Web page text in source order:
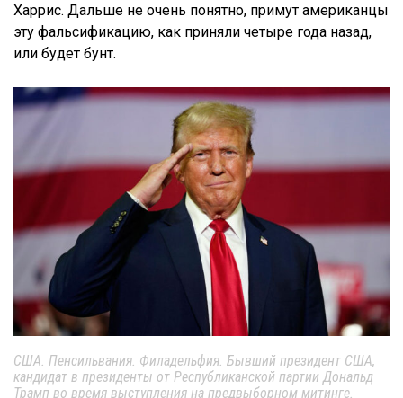
Харрис. Дальше не очень понятно, примут американцы
эту фальсификацию, как приняли четыре года назад,
или будет бунт.
США. Пенсильвания. Филадельфия. Бывший президент США,
кандидат в президенты от Республиканской партии Дональд
Трамп во время выступления на предвыборном митинге.